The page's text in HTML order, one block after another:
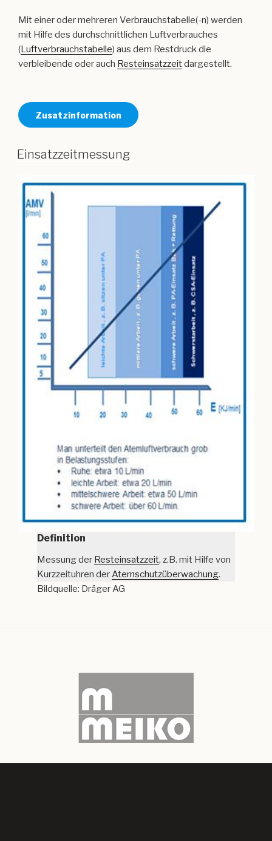
Mit einer oder mehreren Verbrauchstabelle(-n) werden
mit Hilfe des durchschnittlichen Luftverbrauches
(Luftverbrauchstabelle) aus dem Restdruck die
verbleibende oder auch Resteinsatzzeitdargestellt.
Zusatzinformation
Einsatzzeitmessung
Definition
Messung der Resteinsatzzeit, z.B. mit Hilfe von
Kurzzeituhren derAtemschutzüberwachung.
Bildquelle: Dräger AG